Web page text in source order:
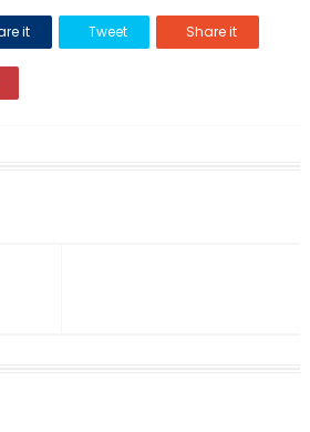
it Tweet Share it